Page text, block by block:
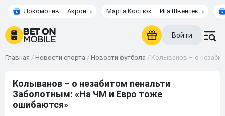
Локомотив — Акрон Марта Костюк — Ига Швентек
Войти
Главная / Новости спорта / Новости футбола / Колыванов – о
Колыванов – о незабитом пенальти
Заболотным: «На ЧМ и Евро тоже
ошибаются»